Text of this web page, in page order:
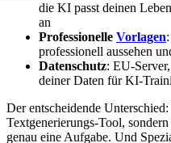
die KI passt deinen
an
Professionelle Vorlagen
professionell aussehen
Datenschutz: EU-
deiner Daten für KI-
Der entscheidende
Textgenerierungs-Tool,
genau eine Aufgabe. Und